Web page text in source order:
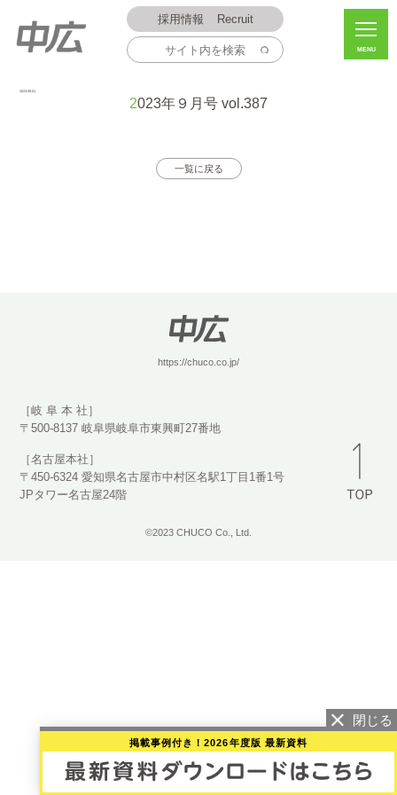
採用情報 Recruit
MENU
2023.09.01
2023年９月号 vol.387
一覧に戻る
https://chuco.co.jp/
［岐 阜 本 社］
〒500-8137 岐阜県岐阜市東興町27番地
［名古屋本社］
〒450-6324 愛知県名古屋市中村区名駅1丁目1番1号
JPタワー名古屋24階
©2023 CHUCO Co., Ltd.
掲載事例付き！2026年度版 最新資料